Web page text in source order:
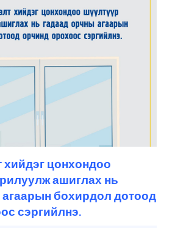
хийдэг цонхондоо
ашиглах нь
бохирдол дотоод
сэргийлнэ.